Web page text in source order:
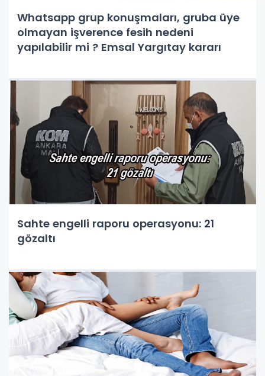
Whatsapp grup konuşmaları, gruba üye
olmayan işverence fesih nedeni
yapılabilir mi ? Emsal Yargıtay kararı
Sahte engelli raporu operasyonu: 21
gözaltı